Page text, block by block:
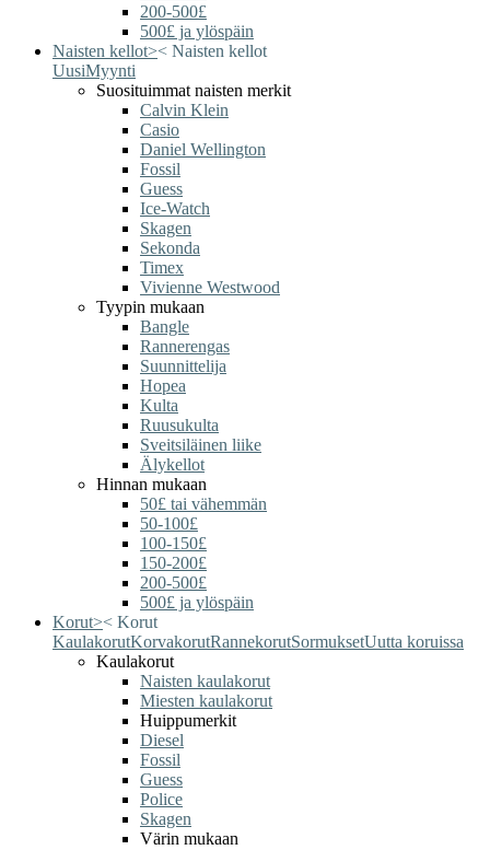
200-500£
500£ ja ylöspäin
Naisten kellot>< Naisten kellot
UusiMyynti
Suosituimmat naisten merkit
Calvin Klein
Casio
Daniel Wellington
Fossil
Guess
Ice-Watch
Skagen
Sekonda
Timex
Vivienne Westwood
Tyypin mukaan
Bangle
Rannerengas
Suunnittelija
Hopea
Kulta
Ruusukulta
Sveitsiläinen liike
Älykellot
Hinnan mukaan
50£ tai vähemmän
50-100£
100-150£
150-200£
200-500£
500£ ja ylöspäin
Korut>< Korut
KaulakorutKorvakorutRannekorutSormuksetUutta koruissa
Kaulakorut
Naisten kaulakorut
Miesten kaulakorut
Huippumerkit
Diesel
Fossil
Guess
Police
Skagen
Värin mukaan